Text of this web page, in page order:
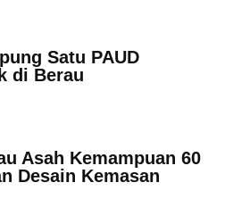
Satu PAUD
di Berau
Asah Kemampuan 60
Desain Kemasan